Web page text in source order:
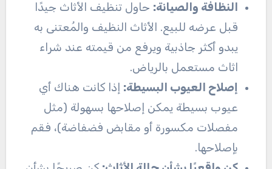
النظافة والصيانة: حاول تنظيف الأثاث جيدًا
قبل عرضه للبيع. الأثاث النظيف والمُعتنى به
يبدو أكثر جاذبية ويرفع من قيمته عند شراء
اثاث مستعمل بالرياض.
إصلاح العيوب البسيطة: إذا كانت هناك أي
عيوب بسيطة يمكن إصلاحها بسهولة (مثل
مفصلات مكسورة أو مقابض فضفاضة)، فقم
بإصلاحها.